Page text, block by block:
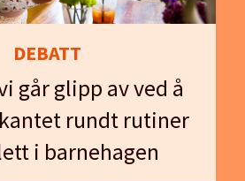
DEBATT
går glipp av ved å
rundt rutiner
i barnehagen